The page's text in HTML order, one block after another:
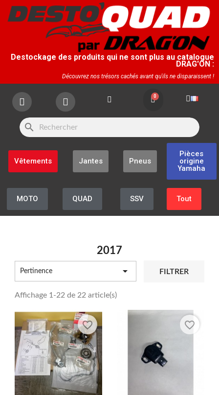
Destockage des produits qui ne sont plus au catalogue
DRAG'ON :
Découvrez nos trésors cachés avant qu'ils ne disparaissent !
search
Pièces
origine
Yamaha
Pneus
Jantes
Vêtements
Tout
SSV
QUAD
MOTO
2017
Pertinence  FILTRER
Affichage 1-22 de 22 article(s)
favorite_border favorite_border